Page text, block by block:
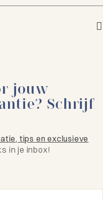
jouw
Schrijf
tips en exclusieve
in je inbox!